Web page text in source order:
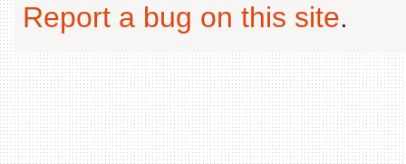
Report a bug on this site.